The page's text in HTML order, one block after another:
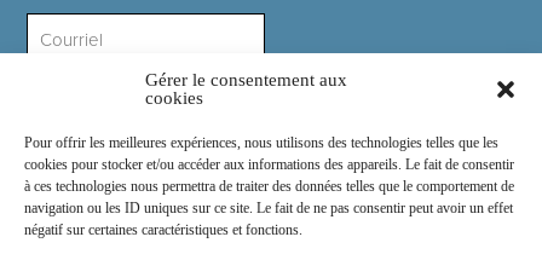
Gérer le consentement aux
cookies
Pour offrir les meilleures expériences, nous utilisons des technologies telles que les
cookies pour stocker et/ou accéder aux informations des appareils. Le fait de consentir
à ces technologies nous permettra de traiter des données telles que le comportement de
navigation ou les ID uniques sur ce site. Le fait de ne pas consentir peut avoir un effet
négatif sur certaines caractéristiques et fonctions.